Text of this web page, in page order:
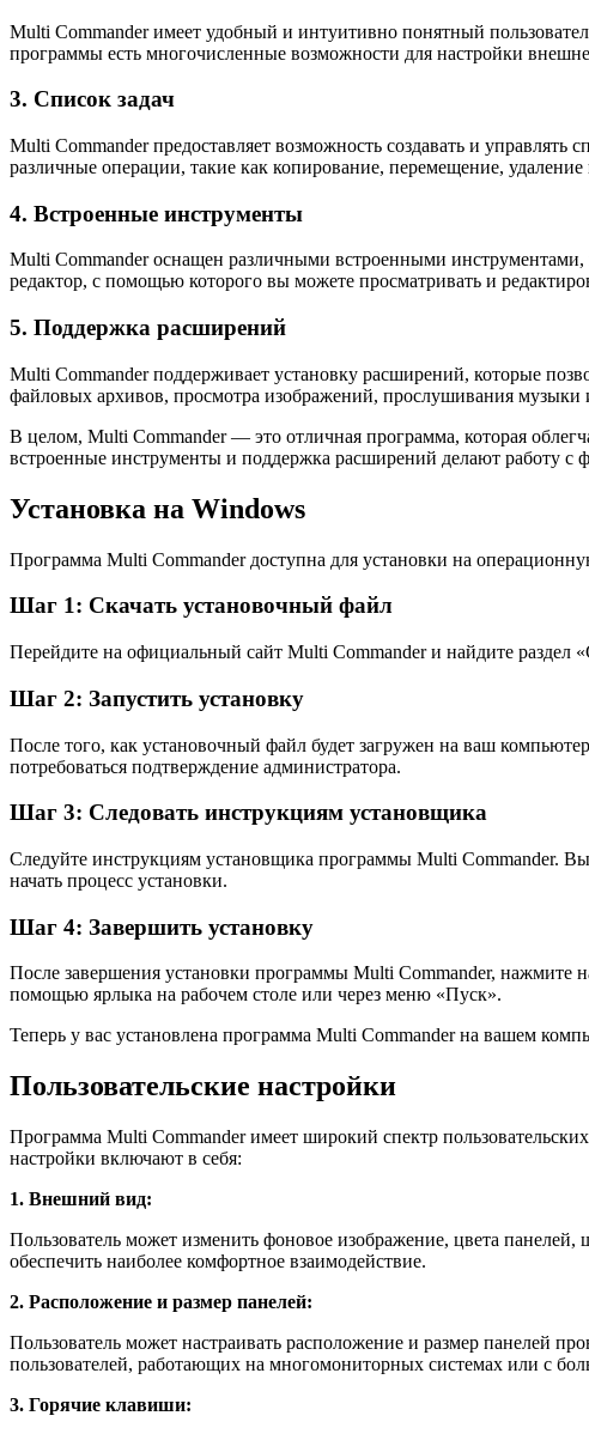
Multi Commander имеет удобный и интуитивно понятный
программы есть многочисленные возможности для настройки
3. Список задач
Multi Commander предоставляет возможность создавать и
различные операции, такие как копирование, перемещение,
4. Встроенные инструменты
Multi Commander оснащен различными встроенными
редактор, с помощью которого вы можете просматривать и
5. Поддержка расширений
Multi Commander поддерживает установку расширений, которые
файловых архивов, просмотра изображений, прослушивания
В целом, Multi Commander — это отличная программа, которая
встроенные инструменты и поддержка расширений делают работу с
Установка на Windows
Программа Multi Commander доступна для установки на
Шаг 1: Скачать установочный файл
Перейдите на официальный сайт Multi Commander и найдите раздел
Шаг 2: Запустить установку
После того, как установочный файл будет загружен на ваш
потребоваться подтверждение администратора.
Шаг 3: Следовать инструкциям установщика
Следуйте инструкциям установщика программы Multi Commander.
начать процесс установки.
Шаг 4: Завершить установку
После завершения установки программы Multi Commander, нажмите
помощью ярлыка на рабочем столе или через меню «Пуск».
Теперь у вас установлена программа Multi Commander на вашем
Пользовательские настройки
Программа Multi Commander имеет широкий спектр
настройки включают в себя:
1. Внешний вид:
Пользователь может изменить фоновое изображение, цвета
обеспечить наиболее комфортное взаимодействие.
2. Расположение и размер панелей:
Пользователь может настраивать расположение и размер панелей
пользователей, работающих на многомониторных системах или с
3. Горячие клавиши: